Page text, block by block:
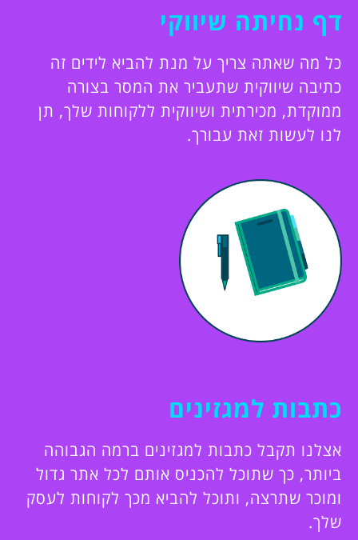
דף נחיתה שיווקי
כל מה שאתה צריך על מנת להביא לידים זה
כתיבה שיווקית שתעביר את המסר בצורה
ממוקדת, מכירתית ושיווקית ללקוחות שלך, תן
לנו לעשות זאת עבורך.
כתבות למגזינים
אצלנו תקבל כתבות למגזינים ברמה הגבוהה
ביותר, כך שתוכל להכניס אותם לכל אתר גדול
ומוכר שתרצה, ותוכל להביא מכך לקוחות לעסק
שלך.